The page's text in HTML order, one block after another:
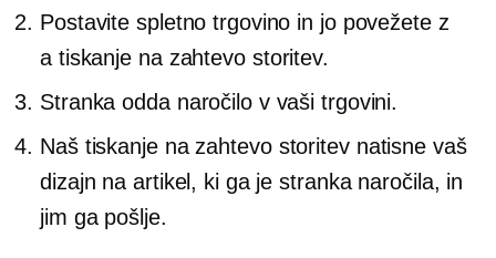
Postavite spletno trgovino in jo povežete z
a tiskanje na zahtevostoritev.
Stranka odda naročilo v vaši trgovini.
Naš tiskanje na zahtevostoritev natisne vaš
dizajn na artikel, ki ga je stranka naročila, in
jim ga pošlje.